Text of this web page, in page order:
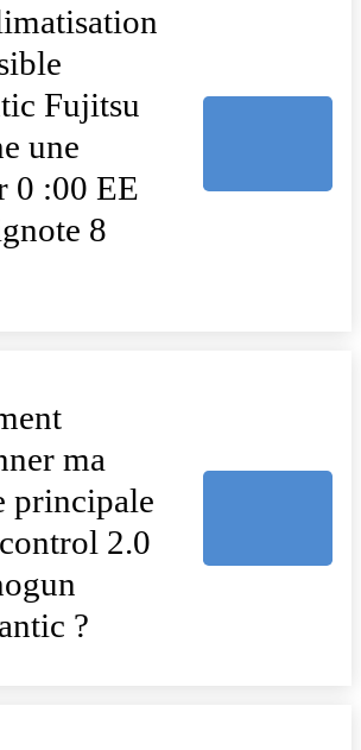
Fujitsu
une
0 :00 EE
8
ma
principale
2.0
?